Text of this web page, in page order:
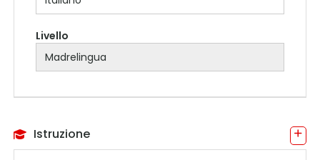
Livello
Istruzione